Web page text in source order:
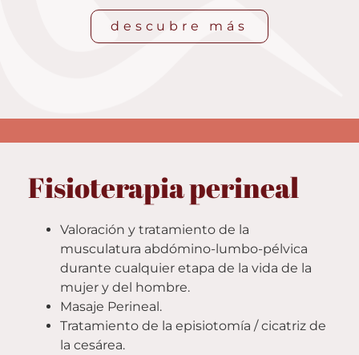
descubre más
Fisioterapia perineal
Valoración y tratamiento de la
musculatura abdómino-lumbo-pélvica
durante cualquier etapa de la vida de la
mujer y del hombre.
Masaje Perineal.
Tratamiento de la episiotomía / cicatriz de
la cesárea.